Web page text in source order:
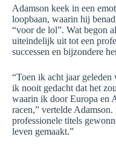
Adamson keek in een
loopbaan, waarin hij
“voor de lol”. Wat begon
uiteindelijk uit tot een
successen en bijzondere
“Toen ik acht jaar
ik nooit gedacht dat het
waarin ik door Europa en
racen,” vertelde
professionele titels
leven gemaakt.”